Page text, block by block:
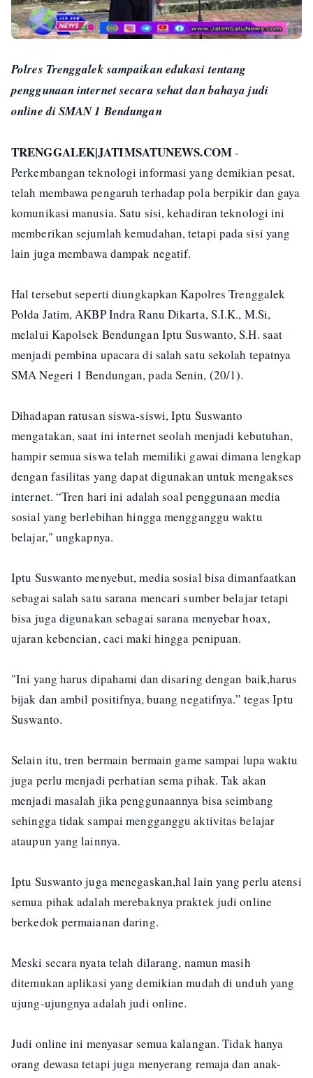
Polres Trenggalek sampaikan edukasi tentang
penggunaan internet secara sehat dan bahaya judi
online di SMAN 1 Bendungan
TRENGGALEK|JATIMSATUNEWS.COM-
Perkembangan teknologi informasi yang demikian pesat,
telah membawa pengaruh terhadap pola berpikir dan gaya
komunikasi manusia. Satu sisi, kehadiran teknologi ini
memberikan sejumlah kemudahan, tetapi pada sisi yang
lain juga membawa dampak negatif.
Hal tersebut seperti diungkapkan Kapolres Trenggalek
Polda Jatim, AKBP Indra Ranu Dikarta, S.I.K., M.Si,
melalui Kapolsek Bendungan Iptu Suswanto, S.H. saat
menjadi pembina upacara di salah satu sekolah tepatnya
SMA Negeri 1 Bendungan, pada Senin, (20/1).
Dihadapan ratusan siswa-siswi, Iptu Suswanto
mengatakan, saat ini internet seolah menjadi kebutuhan,
hampir semua siswa telah memiliki gawai dimana lengkap
dengan fasilitas yang dapat digunakan untuk mengakses
internet. “Tren hari ini adalah soal penggunaan media
sosial yang berlebihan hingga mengganggu waktu
belajar," ungkapnya.
Iptu Suswanto menyebut, media sosial bisa dimanfaatkan
sebagai salah satu sarana mencari sumber belajar tetapi
bisa juga digunakan sebagai sarana menyebar hoax,
ujaran kebencian, caci maki hingga penipuan.
"Ini yang harus dipahami dan disaring dengan baik,harus
bijak dan ambil positifnya, buang negatifnya.” tegas Iptu
Suswanto.
Selain itu, tren bermain bermain game sampai lupa waktu
juga perlu menjadi perhatian sema pihak. Tak akan
menjadi masalah jika penggunaannya bisa seimbang
sehingga tidak sampai mengganggu aktivitas belajar
ataupun yang lainnya.
Iptu Suswanto juga menegaskan,hal lain yang perlu atensi
semua pihak adalah merebaknya praktek judi online
berkedok permaianan daring.
Meski secara nyata telah dilarang, namun masih
ditemukan aplikasi yang demikian mudah di unduh yang
ujung-ujungnya adalah judi online.
Judi online ini menyasar semua kalangan. Tidak hanya
orang dewasa tetapi juga menyerang remaja dan anak-